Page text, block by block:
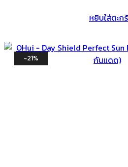
หยิบใส่ตะก
-21%